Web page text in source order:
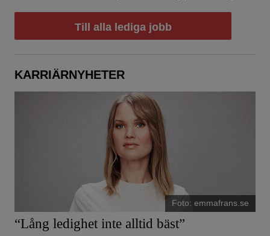
Till alla lediga jobb
KARRIÄRNYHETER
Foto: emmafrans.se
“Lång ledighet inte alltid bäst”